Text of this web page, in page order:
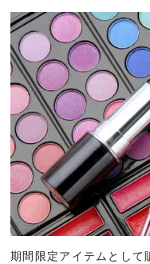
期間限定アイテムとして